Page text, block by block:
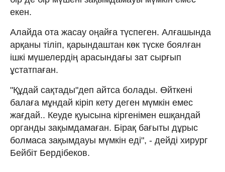
екен.
Алайда ота жасау оңайға түспеген. Алғашында
арқаны тіліп, қарындаштан көк түске боялған
ішкі мүшелердің арасындағы зат сырғып
ұстатпаған.
"Құдай сақтады"деп айтса болады. Өйткені
балаға мұндай кіріп кету деген мүмкін емес
жағдай.. Кеуде қуысына кіргенімен ешқандай
органды зақымдамаған. Бірақ бағыты дұрыс
болмаса зақымдауы мүмкін еді", - дейді хирург
Бейбіт Бердібеков.